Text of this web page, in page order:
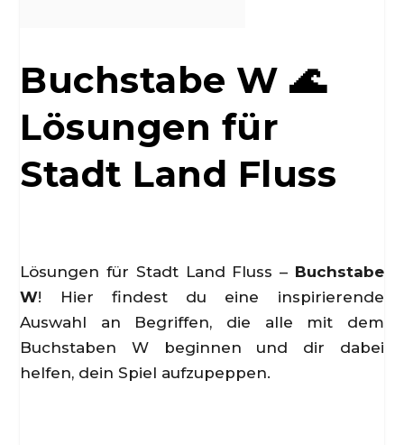
Buchstabe W 🌊
Lösungen für
Stadt Land Fluss
Lösungen für Stadt Land Fluss – Buchstabe
W! Hier findest du eine inspirierende
Auswahl an Begriffen, die alle mit dem
Buchstaben W beginnen und dir dabei
helfen, dein Spiel aufzupeppen.